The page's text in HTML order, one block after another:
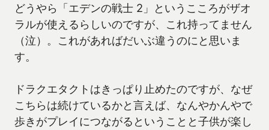
どうやら「エデンの戦士 2」というこころがザオ
ラルが使えるらしいのですが、これ持ってません
（泣）。これがあればだいぶ違うのにと思いま
す。
ドラクエタクトはきっぱり止めたのですが、なぜ
こちらは続けているかと言えば、なんやかんやで
歩きがプレイにつながるということと子供が楽し